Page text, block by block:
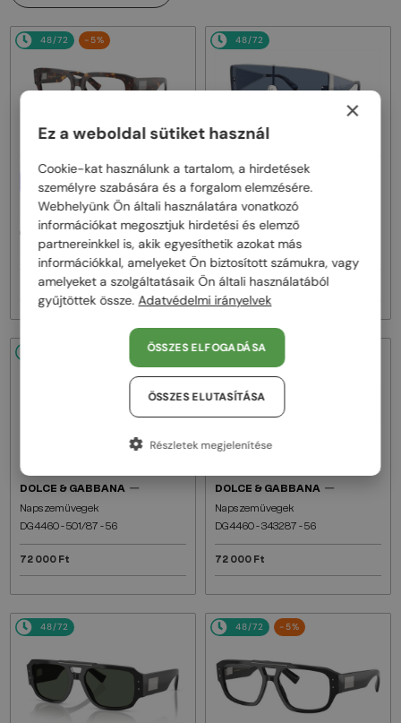
48/72 -5%
EGYFÓKUSZÚ LENCSÉVEL PLUSZ
25 000 FT
DOLCE & GABBANA—
Optikai keretek
DG3405 - ​502 - ​54
59 000 Ft 62 000 Ft
48/72
DOLCE & GABBANA
Napszemüvegek
DG2305 - 05/80
90 000 Ft
DOLCE & GABBANA —
Napszemüvegek
DG4460 - ​501/87 - ​56
72 000 Ft
48/72
DOLCE & GABBANA —
Napszemüvegek
DG4460 - ​343287 - ​56
72 000 Ft
48/72 48/72 -5%
×
Ez a weboldal sütiket használ
Cookie-kat használunk a tartalom, a hirdetések
személyre szabására és a forgalom elemzésére.
Webhelyünk Ön általi használatára vonatkozó
információkat megosztjuk hirdetési és elemző
partnereinkkel is, akik egyesíthetik azokat más
információkkal, amelyeket Ön biztosított számukra, vagy
amelyeket a szolgáltatásaik Ön általi használatából
gyűjtöttek össze. Adatvédelmi irányelvek
ÖSSZES ELFOGADÁSA
ÖSSZES ELUTASÍTÁSA
Részletek megjelenítése